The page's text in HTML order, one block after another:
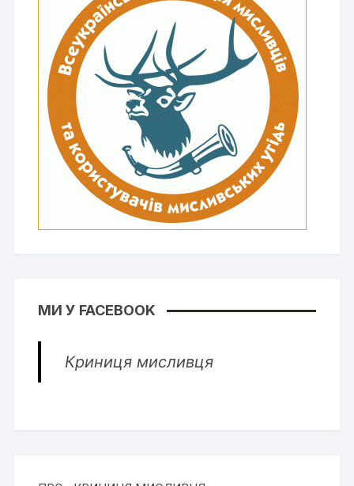
МИ У FACEBOOK
Криниця мисливця